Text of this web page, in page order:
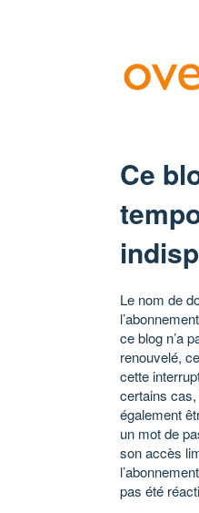
Ce
Le nom de
ce blog n’a
renouvelé,
cette
certains
également
un mot de
son accès
pas été